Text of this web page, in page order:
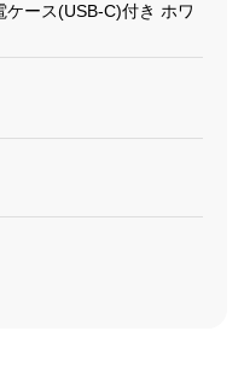
ース(USB-C)付き ホワ